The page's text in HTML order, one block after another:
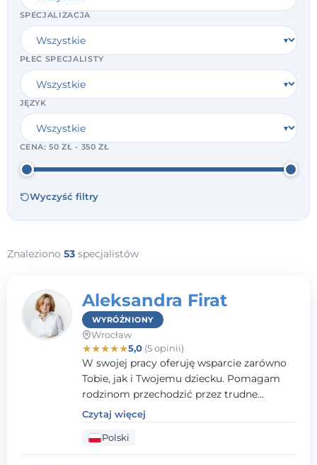
SPECJALIZACJA
PŁEĆ SPECJALISTY
JĘZYK
CENA:50 ZŁ - 350 ZŁ
Wyczyść filtry
Znaleziono 53 specjalistów
Aleksandra Firat
WYRÓŻNIONY
Wrocław
★★★★★5,0(5 opinii)
W swojej pracy oferuję wsparcie zarówno
Tobie, jak i Twojemu dziecku. Pomagam
rodzinom przechodzić przez trudne
momenty, opierając współpracę na
wzajemnym zaufaniu i otwartej
komunikacji. Posiadam doświadczenie w
pracy z dziećmi i młodzieżą mierzącymi się
Czytaj więcej
Polski